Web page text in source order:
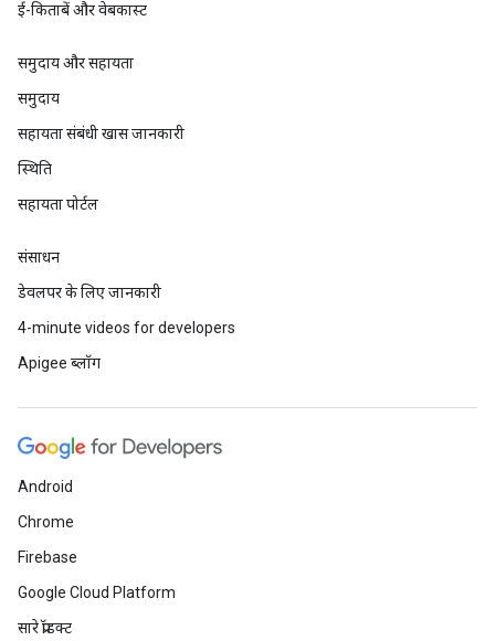
ई-किताबें और वेबकास्ट
समुदाय और सहायता
समुदाय
सहायता संबंधी खास जानकारी
स्थिति
सहायता पोर्टल
संसाधन
डेवलपर के लिए जानकारी
4-minute videos for developers
Apigee ब्लॉग
Android
Chrome
Firebase
Google Cloud Platform
सारे प्रॉडक्ट